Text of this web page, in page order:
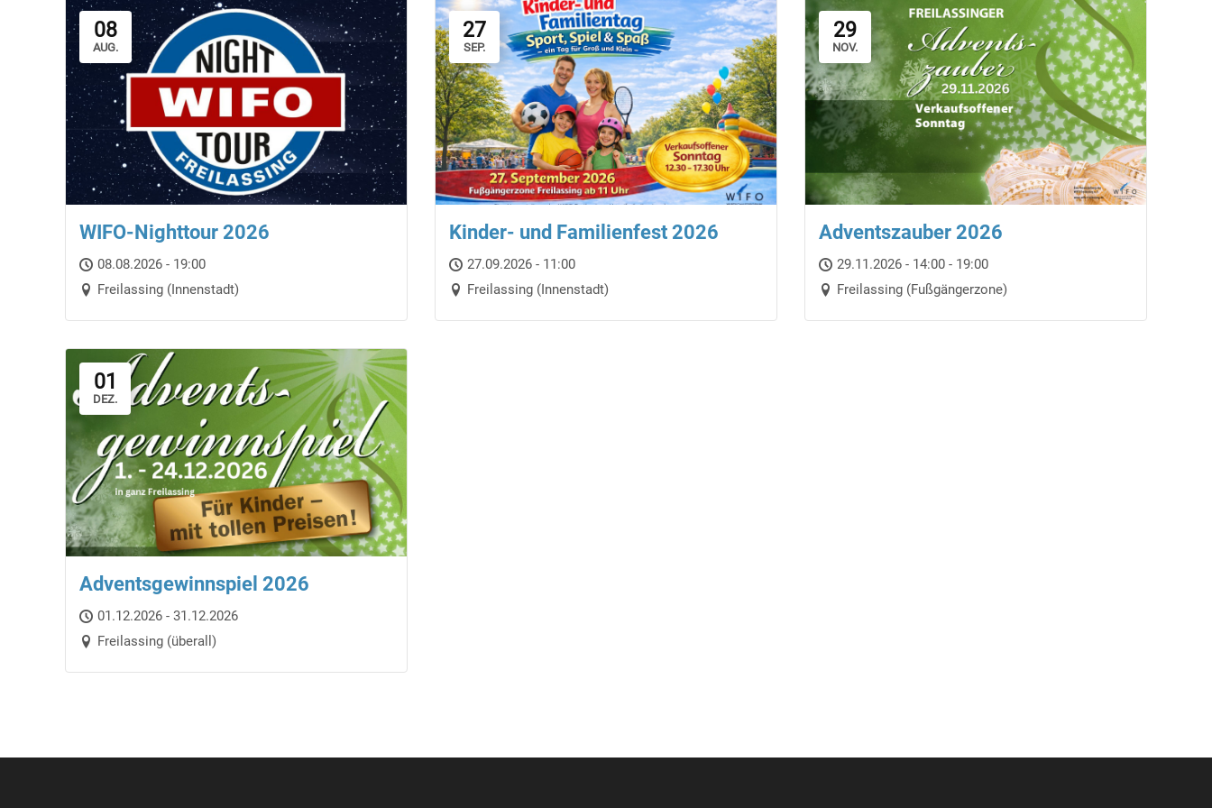
08
AUG.
WIFO-Nighttour 2026
08.08.2026 - 19:00
Freilassing (Innenstadt)
27
SEP.
Kinder- und Familienfest 2026
27.09.2026 - 11:00
Freilassing (Innenstadt)
29
NOV.
Adventszauber 2026
29.11.2026 - 14:00 - 19:00
Freilassing (Fußgängerzone)
01
DEZ.
Adventsgewinnspiel 2026
01.12.2026 - 31.12.2026
Freilassing (überall)